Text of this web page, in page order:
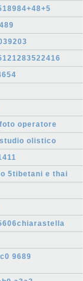
operatore
olistico
5tibetani e thai
9689